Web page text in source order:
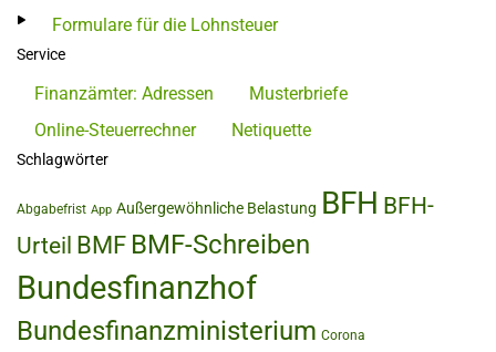
Formulare für die Lohnsteuer
Service
Finanzämter: Adressen
Musterbriefe
Online-Steuerrechner
Netiquette
Schlagwörter
Abgabefrist App Außergewöhnliche Belastung BFH BFH-
Urteil BMF BMF-Schreiben
Bundesfinanzhof
Bundesfinanzministerium Corona